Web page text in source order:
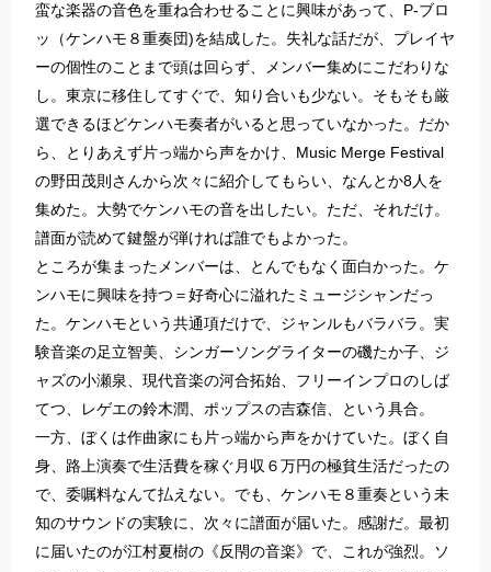
蛮な楽器の音色を重ね合わせることに興味があって、P-ブロ
ッ（ケンハモ８重奏団)を結成した。失礼な話だが、プレイヤ
ーの個性のことまで頭は回らず、メンバー集めにこだわりな
し。東京に移住してすぐで、知り合いも少ない。そもそも厳
選できるほどケンハモ奏者がいると思っていなかった。だか
ら、とりあえず片っ端から声をかけ、Music Merge Festival
の野田茂則さんから次々に紹介してもらい、なんとか8人を
集めた。大勢でケンハモの音を出したい。ただ、それだけ。
譜面が読めて鍵盤が弾ければ誰でもよかった。
ところが集まったメンバーは、とんでもなく面白かった。ケ
ンハモに興味を持つ＝好奇心に溢れたミュージシャンだっ
た。ケンハモという共通項だけで、ジャンルもバラバラ。実
験音楽の足立智美、シンガーソングライターの磯たか子、ジ
ャズの小瀬泉、現代音楽の河合拓始、フリーインプロのしば
てつ、レゲエの鈴木潤、ポップスの吉森信、という具合。
一方、ぼくは作曲家にも片っ端から声をかけていた。ぼく自
身、路上演奏で生活費を稼ぐ月収６万円の極貧生活だったの
で、委嘱料なんて払えない。でも、ケンハモ８重奏という未
知のサウンドの実験に、次々に譜面が届いた。感謝だ。最初
に届いたのが江村夏樹の《反閇の音楽》で、これが強烈。ソ